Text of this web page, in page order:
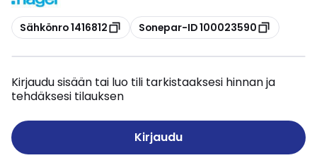
Kopioi
Sähkönro 1416812 Kopioi
Sonepar-ID 100023590
Kirjaudu sisään tai luo tili tarkistaaksesi hinnan ja
tehdäksesi tilauksen
Kirjaudu